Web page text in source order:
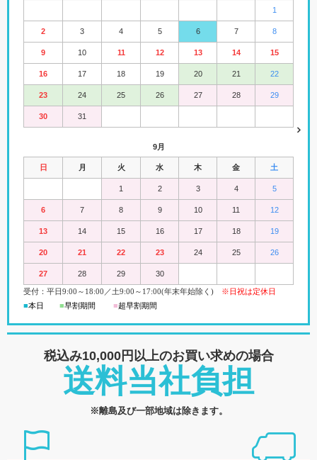
1
2 3 4 5 6 7 8
9 10 11 12 13 14 15
16 17 18 19 20 21 22
23 24 25 26 27 28 29
30 31
9月
日 月 火 水 木 金 土
1 2 3 4 5
6 7 8 9 10 11 12
13 14 15 16 17 18 19
20 21 22 23 24 25 26
27 28 29 30
受付：平日9:00 ～18:00 ／ 土9:00 ～ 17:00(年末年始除く) ※日祝は定休日
■本日 ■早割期間 ■超早割期間
税込み10,000円以上のお買い求めの場合
送料当社負担
※離島及び一部地域は除きます。